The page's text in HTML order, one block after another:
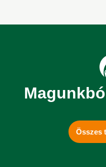
Összes